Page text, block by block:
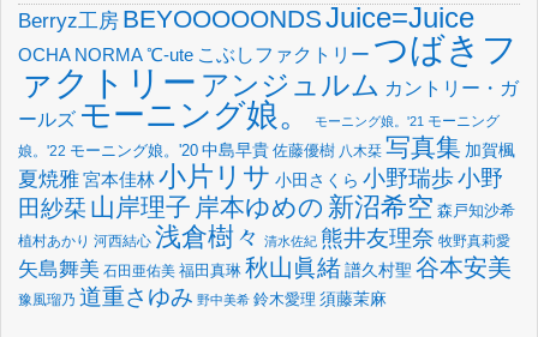
Berryz工房 BEYOOOOONDSJuice=Juice
OCHA NORMA℃-ute こぶしファクトリー つばきフ
ァクトリー アンジュルム カントリー・ガ
ールズ モーニング娘。 モーニング娘。'21 モーニング
娘。'22 モーニング娘。'20 中島早貴 佐藤優樹 八木栞 写真集 加賀楓
夏焼雅宮本佳林小片リサ 小田さくら 小野瑞歩小野
田紗栞 山岸理子 岸本ゆめの 新沼希空 森戸知沙希
植村あかり 河西結心 浅倉樹々 清水佐紀 熊井友理奈 牧野真莉愛
矢島舞美 石田亜佑美 福田真琳 秋山眞緒譜久村聖 谷本安美
豫風瑠乃 道重さゆみ 野中美希 鈴木愛理 須藤茉麻